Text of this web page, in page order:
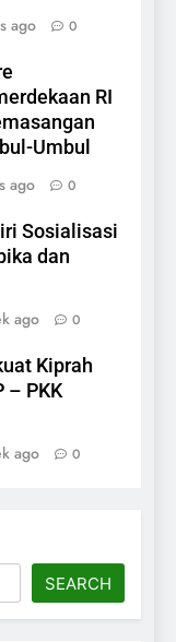
ago 0
RI
Umbul
ago 0
Sosialisasi
dan
ago 0
Kiprah
– PKK
ago 0
SEARCH